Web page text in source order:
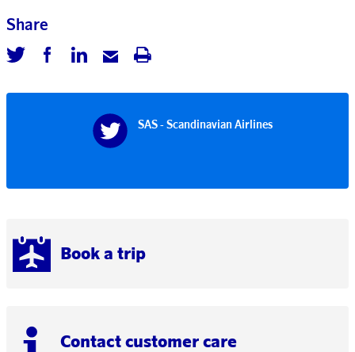
Book a trip
Contact customer care
Share
SAS - Scandinavian Airlines